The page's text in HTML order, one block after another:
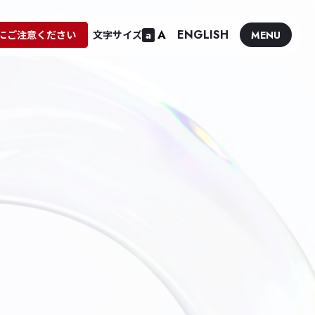
ご注意ください 文字サイズ a A ENGLISH MENU